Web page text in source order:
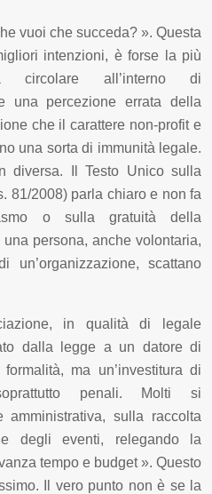
vuoi che succeda? ». Questa
intenzioni, è forse la più
circolare all’interno di
una percezione errata della
che il carattere non-profit e
una sorta di immunità legale.
diversa. Il Testo Unico sulla
81/2008) parla chiaro e non fa
o sulla gratuità della
persona, anche volontaria,
scattano
in qualità di legale
dalla legge a un datore di
ma un’investitura di
penali. Molti si
amministrativa, sulla raccolta
degli eventi, relegando la
tempo e budget ». Questo
Il vero punto non è se la